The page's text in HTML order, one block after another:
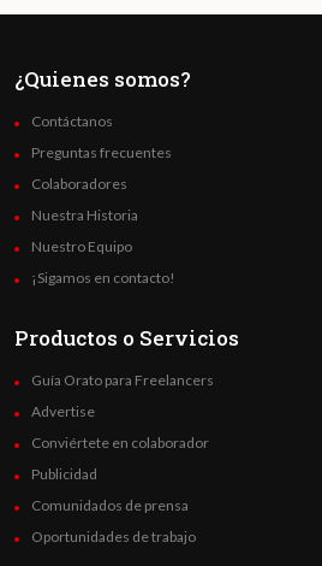
¿Quienes somos?
Contáctanos
Preguntas frecuentes
Colaboradores
Nuestra Historia
Nuestro Equipo
¡Sigamos en contacto!
Productos o Servicios
Guía Orato para Freelancers
Advertise
Conviértete en colaborador
Publicidad
Comunidados de prensa
Oportunidades de trabajo